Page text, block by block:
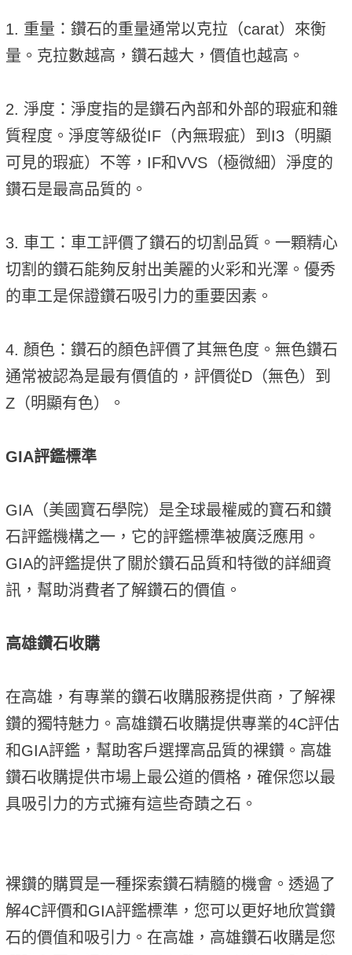
1. 重量：鑽石的重量通常以克拉（carat）來衡
量。克拉數越高，鑽石越大，價值也越高。
2. 淨度：淨度指的是鑽石內部和外部的瑕疵和雜
質程度。淨度等級從IF（內無瑕疵）到I3（明顯
可見的瑕疵）不等，IF和VVS（極微細）淨度的
鑽石是最高品質的。
3. 車工：車工評價了鑽石的切割品質。一顆精心
切割的鑽石能夠反射出美麗的火彩和光澤。優秀
的車工是保證鑽石吸引力的重要因素。
4. 顏色：鑽石的顏色評價了其無色度。無色鑽石
通常被認為是最有價值的，評價從D（無色）到
Z（明顯有色）。
GIA評鑑標準
GIA（美國寶石學院）是全球最權威的寶石和鑽
石評鑑機構之一，它的評鑑標準被廣泛應用。
GIA的評鑑提供了關於鑽石品質和特徵的詳細資
訊，幫助消費者了解鑽石的價值。
高雄鑽石收購
在高雄，有專業的鑽石收購服務提供商，了解裸
鑽的獨特魅力。高雄鑽石收購提供專業的4C評估
和GIA評鑑，幫助客戶選擇高品質的裸鑽。高雄
鑽石收購提供市場上最公道的價格，確保您以最
具吸引力的方式擁有這些奇蹟之石。
裸鑽的購買是一種探索鑽石精髓的機會。透過了
解4C評價和GIA評鑑標準，您可以更好地欣賞鑽
石的價值和吸引力。在高雄，高雄鑽石收購是您